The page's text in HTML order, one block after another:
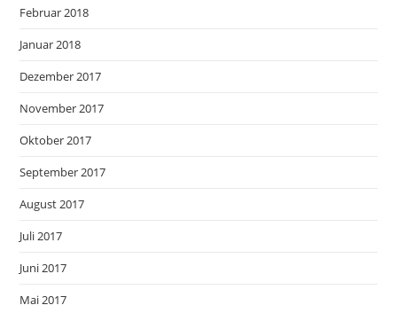
Februar 2018
Januar 2018
Dezember 2017
November 2017
Oktober 2017
September 2017
August 2017
Juli 2017
Juni 2017
Mai 2017